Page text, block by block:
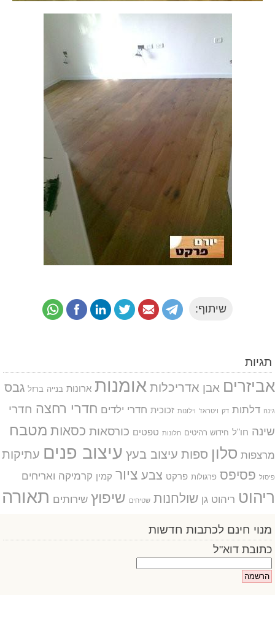
שיתוף:
תגיות
אביזרים אבן אדריכלות אומנות ארונות בנייה ברזל גבס
גינה דלתות דק ויטראז' וילונות זכוכית חדרי ילדים חדרי רחצה חדרי
שינה חו"ל חידוש רהיטים חלונות טפטים כורסאות כסאות מטבח
מרצפות סלון ספות עיצוב בעץ עיצוב פנים עתיקות
פיסול פסיפס פרגולות פרקט צבע ציור קמין קרמיקה ואריחים
ריהוט ריהוט גן שולחנות שטיחים שיפוץ שירותים תאורה
מנוי חינם לכתבות חדשות
כתובת דוא"ל